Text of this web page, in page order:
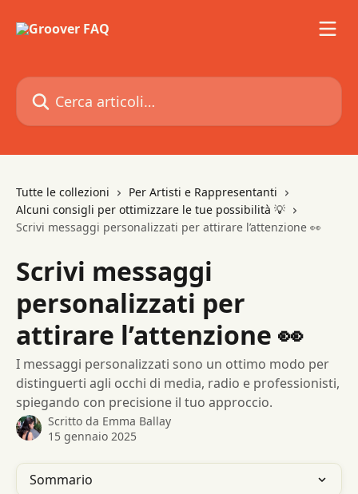
Cerca articoli…
Tutte le collezioni
Per Artisti e Rappresentanti
Alcuni consigli per ottimizzare le tue possibilità 💡
Scrivi messaggi personalizzati per attirare l’attenzione 👀
Scrivi messaggi
personalizzati per
attirare l’attenzione 👀
I messaggi personalizzati sono un ottimo modo per
distinguerti agli occhi di media, radio e professionisti,
spiegando con precisione il tuo approccio.
Scritto da Emma Ballay
15 gennaio 2025
Sommario